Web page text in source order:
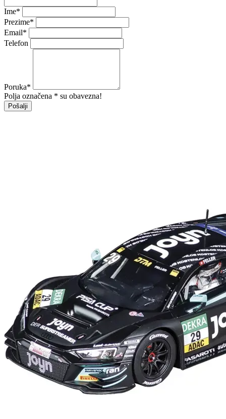
Ime*
Prezime*
Email*
Telefon
Poruka*
Polja označena * su obavezna!
Pošalji